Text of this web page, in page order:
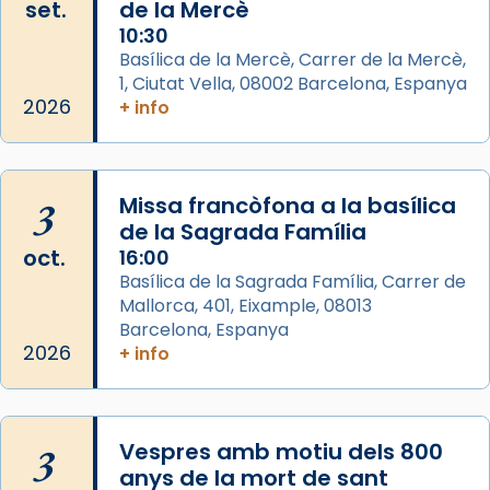
diablesses amb música i ball propis. Festa
gran a Mataró.
«Si vols saber què és calor, ves per les
Share
Arquebisbat de Barcelona
2 weeks ago
Jaume, fill de Zebedeu, és juntament amb el
seu germà Joan i Pere un dels que
acompanyava més de prop Jesús.
Herodes Agripa (vers l'any 44).
set.
2026
de la Mercè
10:30
Basílica de la Mercè, Carrer de la Mercè,
1, Ciutat Vella, 08002 Barcelona, Espanya
+ info
3
oct.
2026
Missa francòfona a la basílica
de la Sagrada Família
16:00
Basílica de la Sagrada Família, Carrer de
Mallorca, 401, Eixample, 08013
Barcelona, Espanya
+ info
3
Vespres amb motiu dels 800
anys de la mort de sant